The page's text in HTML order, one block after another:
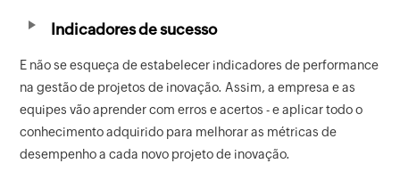
Indicadores de sucesso
E não se esqueça de estabelecer indicadores de performance
na gestão de projetos de inovação. Assim, a empresa e as
equipes vão aprender com erros e acertos - e aplicar todo o
conhecimento adquirido para melhorar as métricas de
desempenho a cada novo projeto de inovação.